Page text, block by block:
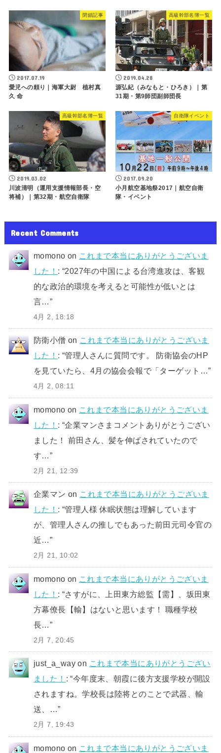
閉鎖記事
2017.07.19
愛児への頼り｜海軍大尉 植村真
久 命
高級幹部名簿一覧
2019.04.28
源弘紀（みなもと・ひろき）｜第
31期・第9師団副師団長
高級幹部名簿一覧
2019.03.02
川波清明（運用支援情報部長・空
将補）｜第32期・航空自衛隊
自衛隊イベント
2017.09.20
小月航空基地祭2017｜航空自衛
隊・イベント
Recent Comments
momono on これまで本当にありがとうございま
した！ : “2027年の中国による台湾進攻は、客観
的な政治的環境を考えると可能性が低いとは
言…”
4月 2, 18:18
防衛小僧 on これまで本当にありがとうございま
した！ : “管理人さんに質問です。 防衛協会のHP
を見ていたら、4月の協会会報で「ターゲット…”
4月 2, 08:11
momono on これまで本当にありがとうございま
した！ : “企業マンさまコメントありがとうござい
ました！ 前田さん、髪を伸ばされていたので
す…”
2月 21, 12:39
企業マン on これまで本当にありがとうございま
した！ : “管理人様 休眠状態は理解しています
が、管理人さんの推しでもあった前田元司令官の
近…”
2月 21, 10:02
momono on これまで本当にありがとうございま
した！ : “さすがに、上田東方総監【需】、坂田東
方幕僚長【輸】はないと思います！ 職種学校
長…”
2月 7, 20:45
just_a_way on これまで本当にありがとうござい
ました！ : “今年度末、朝霞に後方支援学校が開設
されますね。学校長は陸将とのことで武器、輸
送、…”
2月 7, 19:43
momono on これまで本当にありがとうございま